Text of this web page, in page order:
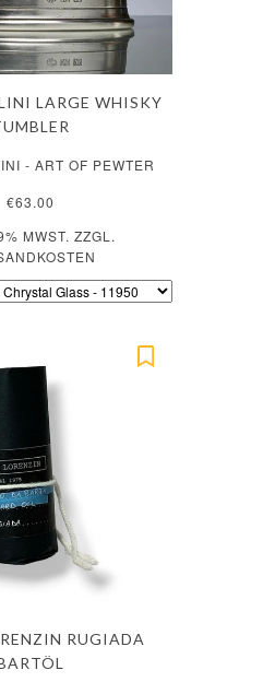
LARGE WHISKY
- ART OF PEWTER
€63.00
MWST. ZZGL.
RUGIADA